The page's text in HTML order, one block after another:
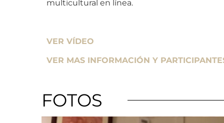
multicultural en línea.
VER VÍDEO
VER MAS INFORMACIÓN Y
FOTOS